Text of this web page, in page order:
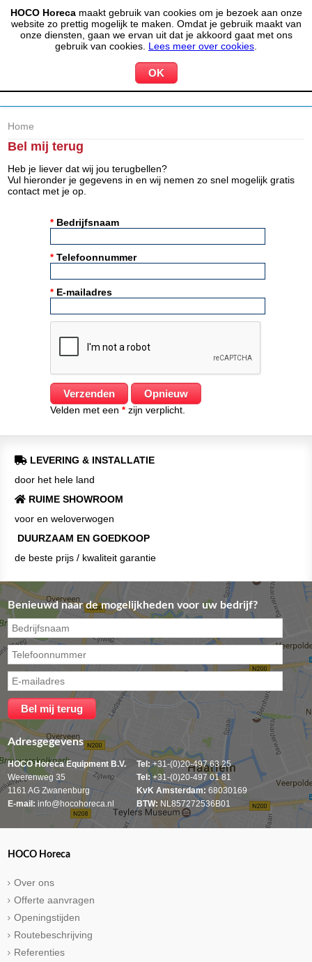
HOCO Horecamaakt gebruik van cookies om je bezoek aan onze
website zo prettig mogelijk te maken. Omdat je gebruik maakt van
onze diensten, gaan we ervan uit dat je akkoord gaat met ons
gebruik van cookies. Lees meer over cookies
(020) 497 6325 info@hocohoreca.nl
MIJN ACCOUNT 0 WINKELWAGEN
Home
Bel mij terug
Heb je liever dat wij jou terugbellen?
Vul hieronder je gegevens in en wij nemen zo snel mogelijk gratis
contact met je op.
* Bedrijfsnaam
* Telefoonnummer
* E-mailadres
Velden met een * zijn verplicht.
LEVERING & INSTALLATIE
door het hele land
RUIME SHOWROOM
voor en weloverwogen
DUURZAAM EN GOEDKOOP
de beste prijs / kwaliteit garantie
Benieuwd naar de mogelijkheden voor uw bedrijf?
Adresgegevens
HOCO Horeca Equipment B.V.
Weerenweg 35
1161 AG Zwanenburg
E-mail: info@hocohoreca.nl
Tel:+31-(0)20-497 63 25
Tel:+31-(0)20-497 01 81
KvK Amsterdam: 68030169
BTW: NL857272536B01
HOCO Horeca
Over ons
Offerte aanvragen
Openingstijden
Routebeschrijving
Referenties